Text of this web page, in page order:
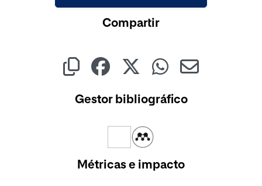
Compartir
Gestor bibliográfico
Métricas e impacto